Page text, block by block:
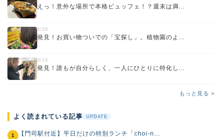
えっ！意外な場所で本格ビュッフェ！？週末は満...
3/26
発見！お買い物ついでの「宝探し」。植物園のよ...
3/24
発見！誰もが自分らしく、一人にひとりに特化し...
もっと見る >
よく読まれている記事 UPDATE
1 【門司駅付近】平日だけの特別ランチ「choi-n...